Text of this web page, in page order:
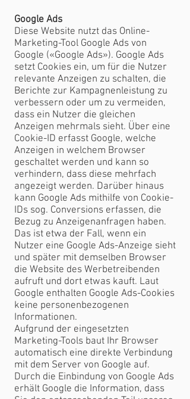
Google Ads
Diese Website nutzt das Online-
Marketing-Tool Google Ads von
Google («Google Ads»). Google Ads
setzt Cookies ein, um für die Nutzer
relevante Anzeigen zu schalten, die
Berichte zur Kampagnenleistung zu
verbessern oder um zu vermeiden,
dass ein Nutzer die gleichen
Anzeigen mehrmals sieht. Über eine
Cookie-ID erfasst Google, welche
Anzeigen in welchem Browser
geschaltet werden und kann so
verhindern, dass diese mehrfach
angezeigt werden. Darüber hinaus
kann Google Ads mithilfe von Cookie-
IDs sog. Conversions erfassen, die
Bezug zu Anzeigenanfragen haben.
Das ist etwa der Fall, wenn ein
Nutzer eine Google Ads-Anzeige sieht
und später mit demselben Browser
die Website des Werbetreibenden
aufruft und dort etwas kauft. Laut
Google enthalten Google Ads-Cookies
keine personenbezogenen
Informationen.
Aufgrund der eingesetzten
Marketing-Tools baut Ihr Browser
automatisch eine direkte Verbindung
mit dem Server von Google auf.
Durch die Einbindung von Google Ads
erhält Google die Information, dass